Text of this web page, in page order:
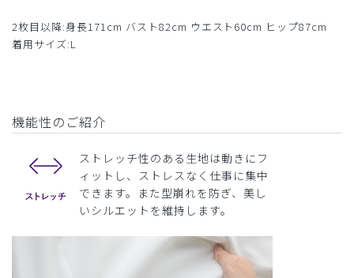
2枚目以降:身長171cm バスト82cm ウエスト60cm ヒップ87cm
着用サイズ:L
機能性のご紹介
ストレッチ性のある生地は動きにフ
ィットし、ストレスなく仕事に集中
できます。また型崩れを防ぎ、美し
いシルエットを維持します。